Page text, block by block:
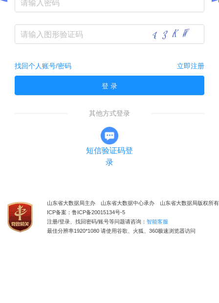
找回个人账号/密码 立即注册
登 录
其他方式登录
短信验证码登
录
山东省大数据局主办 山东省大数据中心承办 山东省大数据局版权所有
ICP备案：鲁ICP备20015134号-5
注册/登录、找回密码/账号等问题请咨询： 智能客服
最佳分辨率1920*1080 请使用谷歌、火狐、360极速浏览器访问